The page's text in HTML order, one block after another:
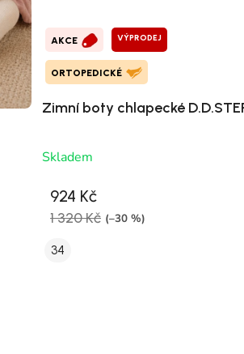
AKCE VÝPRODEJ
ORTOPEDICKÉ
Zimní boty chlapecké
Skladem
924 Kč
1 320 Kč (–30 %)
34